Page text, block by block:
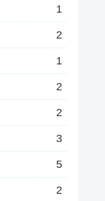
1
2
1
2
2
3
5
2